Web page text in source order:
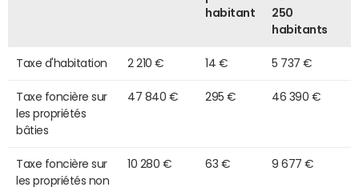
habitant
250
habitants
Taxe d'habitation 2 210 € 14 € 5 737 €
Taxe foncière sur
les propriétés
bâties
47 840 € 295 € 46 390 €
Taxe foncière sur
les propriétés non
10 280 € 63 € 9 677 €